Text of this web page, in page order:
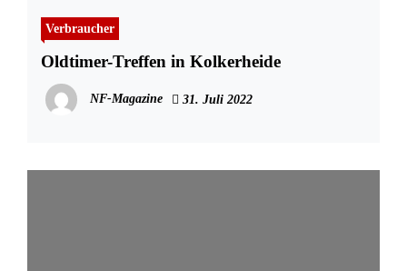
Verbraucher
Oldtimer-Treffen in Kolkerheide
NF-Magazine 31. Juli 2022